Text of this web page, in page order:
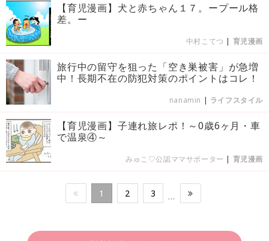
【育児漫画】犬と赤ちゃん１７。ープール格
差。ー
中村こてつ | 育児漫画
旅行中の留守を狙った「空き巣被害」が急増
中！長期不在の防犯対策のポイントはコレ！
nanamin | ライフスタイル
【育児漫画】子連れ旅レポ！～0歳6ヶ月・車
で温泉④～
みゅこ♡公認ママサポーター | 育児漫画
1 2 3 …